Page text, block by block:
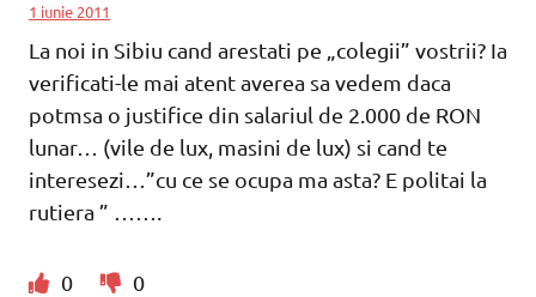
1 iunie 2011
La noi in Sibiu cand arestati pe „colegii” vostrii? Ia
verificati-le mai atent averea sa vedem daca
potmsa o justifice din salariul de 2.000 de RON
lunar… (vile de lux, masini de lux) si cand te
interesezi…”cu ce se ocupa ma asta? E politai la
rutiera ” …….
0 0